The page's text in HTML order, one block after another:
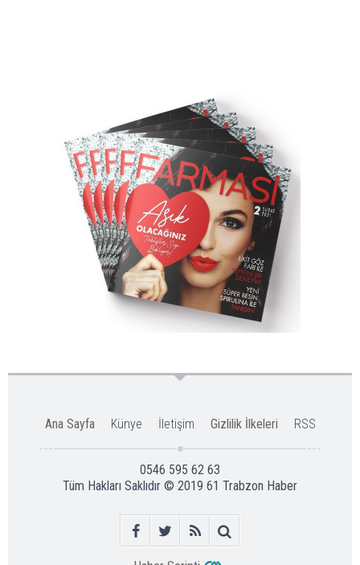
Ana Sayfa Künye İletişim Gizlilik İlkeleri RSS
0546 595 62 63
Tüm Hakları Saklıdır © 2019 61 Trabzon Haber